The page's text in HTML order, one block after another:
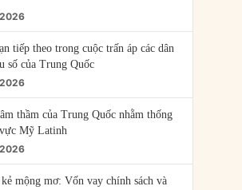
tiếp theo trong cuộc trấn áp các dân
số của Trung Quốc
thầm của Trung Quốc nhằm thống
Mỹ Latinh
mộng mơ: Vốn vay chính sách và